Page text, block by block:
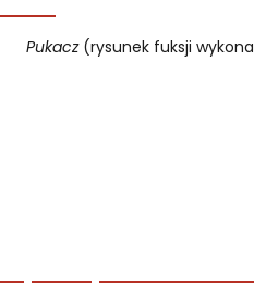
Pukacz(rysunek fuksji